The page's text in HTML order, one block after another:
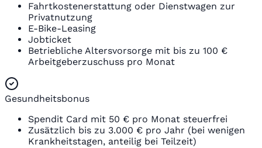
Fahrtkostenerstattung oder Dienstwagen zur
Privatnutzung
E-Bike-Leasing
Jobticket
Betriebliche Altersvorsorge mit bis zu 100 €
Arbeitgeberzuschuss pro Monat
Gesundheitsbonus
Spendit Card mit 50 € pro Monat steuerfrei
Zusätzlich bis zu 3.000 € pro Jahr (bei wenigen
Krankheitstagen, anteilig bei Teilzeit)